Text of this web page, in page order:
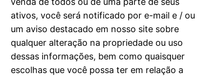
ativos, você será notificado por e-mail e / ou
um aviso destacado em nosso site sobre
qualquer alteração na propriedade ou uso
dessas informações, bem como quaisquer
escolhas que você possa ter em relação a